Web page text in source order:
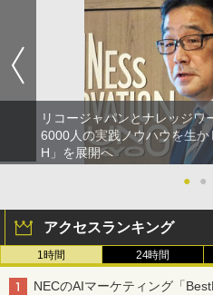
リコージャパンとナレッジワ
6000人の実践ノウハウを生
H」を展開へ
●
●
アクセスランキング
1時間 24時間
NECのAIマーケティング「